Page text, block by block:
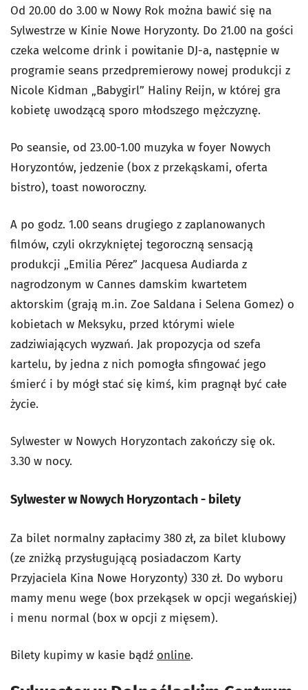
Od 20.00 do 3.00 w Nowy Rok można bawić się na
Sylwestrze w Kinie Nowe Horyzonty. Do 21.00 na gości
czeka welcome drink i powitanie DJ-a, następnie w
programie seans przedpremierowy nowej produkcji z
Nicole Kidman „Babygirl” Haliny Reijn, w której gra
kobietę uwodzącą sporo młodszego mężczyznę.
Po seansie, od 23.00-1.00 muzyka w foyer Nowych
Horyzontów, jedzenie (box z przekąskami, oferta
bistro), toast noworoczny.
A po godz. 1.00 seans drugiego z zaplanowanych
filmów, czyli okrzykniętej tegoroczną sensacją
produkcji „Emilia Pérez” Jacquesa Audiarda z
nagrodzonym w Cannes damskim kwartetem
aktorskim (grają m.in. Zoe Saldana i Selena Gomez) o
kobietach w Meksyku, przed którymi wiele
zadziwiających wyzwań. Jak propozycja od szefa
kartelu, by jedna z nich pomogła sfingować jego
śmierć i by mógł stać się kimś, kim pragnął być całe
życie.
Sylwester w Nowych Horyzontach zakończy się ok.
3.30 w nocy.
Sylwester w Nowych Horyzontach - bilety
Za bilet normalny zapłacimy 380 zł, za bilet klubowy
(ze zniżką przysługującą posiadaczom Karty
Przyjaciela Kina Nowe Horyzonty) 330 zł. Do wyboru
mamy menu wege (box przekąsek w opcji wegańskiej)
i menu normal (box w opcji z mięsem).
Bilety kupimy w kasie bądź online.